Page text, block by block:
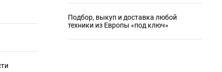
Подбор, выкуп и доставка любой
техники из Европы «под ключ»